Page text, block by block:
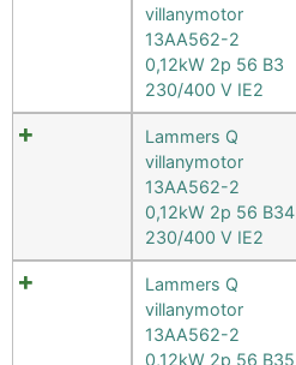
villanymotor
13AA562-2
0,12kW 2p 56 B3
230/400 V IE2
Lammers Q
villanymotor
13AA562-2
0,12kW 2p 56 B34
230/400 V IE2
Lammers Q
villanymotor
13AA562-2
0,12kW 2p 56 B35